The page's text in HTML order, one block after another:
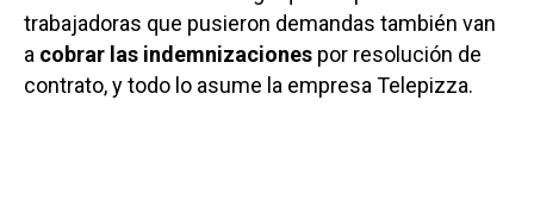
trabajadoras que pusieron demandas también van
a cobrar las indemnizaciones por resolución de
contrato, y todo lo asume la empresa Telepizza.